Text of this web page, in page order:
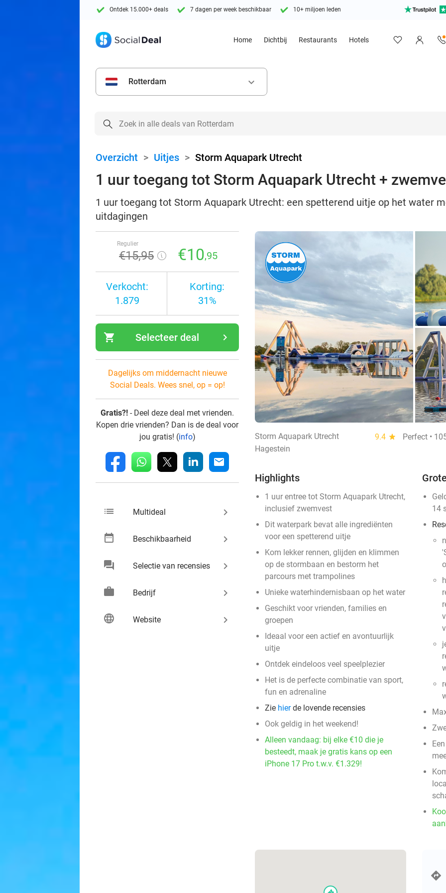
Ontdek 15.000+ deals 7 dagen per week beschikbaar 10+ miljoen leden
Home Dichtbij Restaurants Hotels
Rotterdam keyboard_arrow_down
Overzicht > Uitjes > Storm Aquapark Utrecht
1 uur toegang tot Storm Aquapark Utrecht +
1 uur toegang tot Storm Aquapark Utrecht: een spetterend uitje op het water
uitdagingen
Regulier
€15,95 €10,95
Verkocht:
1.879
Korting:
31%
shopping_cart navigate_next
Selecteer deal
Dagelijks om middernacht nieuwe
Social Deals. Wees snel, op = op!
Gratis?! - Deel deze deal met vrienden.
Kopen drie vrienden? Dan is de deal voor
jou gratis! (info)
fb whatsapp linkedin mail
list Multideal keyboard_arrow_right
date_range Beschikbaarheid keyboard_arrow_right
chat Selectie van recensies keyboard_arrow_right
work Bedrijf keyboard_arrow_right
language Website keyboard_arrow_right
Storm Aquapark Utrecht 9.4 star
Perfect •
Hagestein
Highlights
1 uur entree tot Storm Aquapark Utrecht,
inclusief zwemvest
Dit waterpark bevat alle ingrediënten
voor een spetterend uitje
Kom lekker rennen, glijden en klimmen
op de stormbaan en bestorm het
parcours met trampolines
Unieke waterhindernisbaan op het water
Geschikt voor vrienden, families en
groepen
Ideaal voor een actief en avontuurlijk
uitje
Ontdek eindeloos veel speelplezier
Het is de perfecte combinatie van sport,
fun en adrenaline
Zie hierde lovende recensies
Ook geldig in het weekend!
Alleen vandaag: bij elke €10 die je
besteedt, maak je gratis kans op een
iPhone 17 Pro t.w.v. €1.329!
14